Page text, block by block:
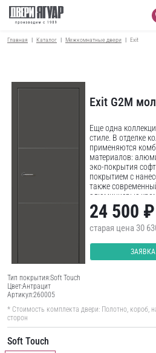
Главная Каталог Межкомнатные двери Exit
Exit G2M
Еще одна
стиле. В отделке
применяются
материалов:
эко-покрытия
покрытием с
также
алюминиевые
срытый
24 500 ₽
30
Тип покрытия:Soft Touch
Цвет:Антрацит
Артикул:260005
* Стоимость комплекта двери: Полотно, короб,
сторон
Soft Touch